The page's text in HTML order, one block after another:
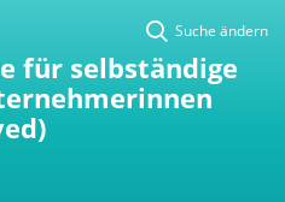
Suche ändern
für selbständige